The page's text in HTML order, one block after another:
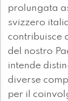
prolungata
svizzero
contribuisce
del nostro
intende
diverse
per il